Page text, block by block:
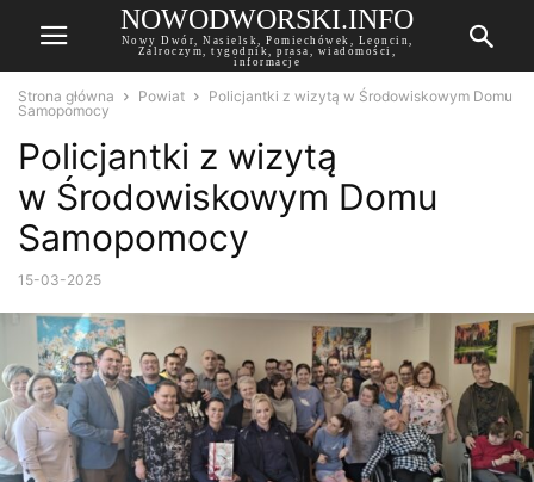
NOWODWORSKI.INFO
Nowy Dwór, Nasielsk, Pomiechówek, Leoncin,
Zalroczym, tygodnik, prasa, wiadomości,
informacje
Strona główna Powiat
Policjantki z wizytą w Środowiskowym Domu
Samopomocy
Policjantki z wizytą
w Środowiskowym Domu
Samopomocy
15-03-2025